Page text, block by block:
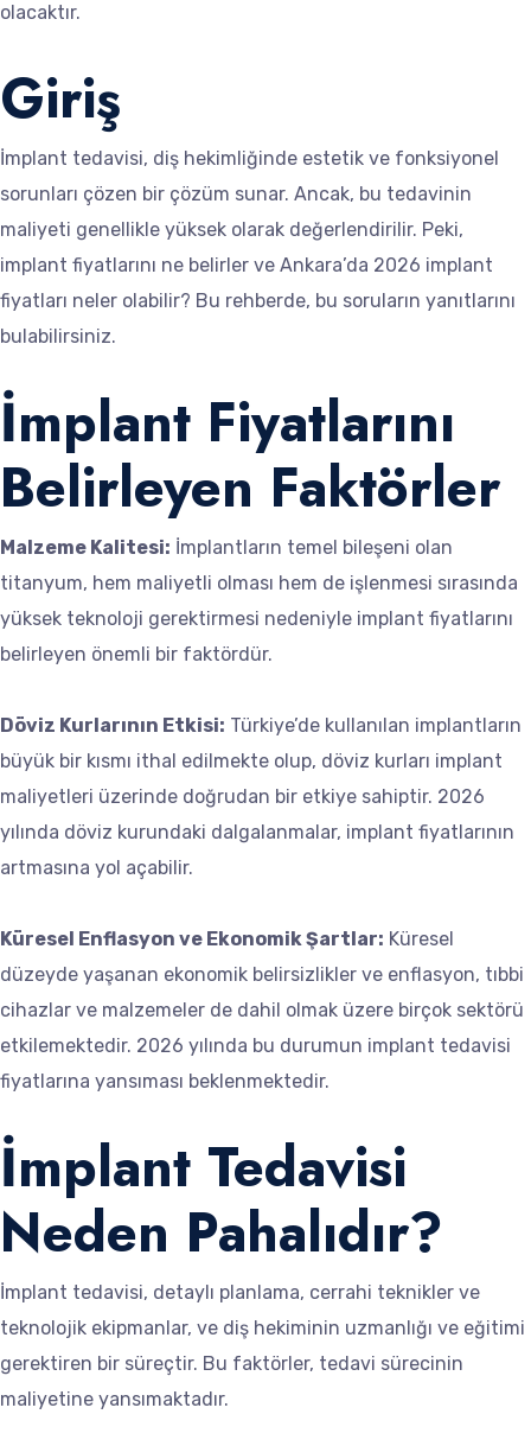
olacaktır.
Giriş
İmplant tedavisi, diş hekimliğinde estetik ve fonksiyonel
sorunları çözen bir çözüm sunar. Ancak, bu tedavinin
maliyeti genellikle yüksek olarak değerlendirilir. Peki,
implant fiyatlarını ne belirler ve Ankara’da 2026 implant
fiyatları neler olabilir? Bu rehberde, bu soruların yanıtlarını
bulabilirsiniz.
İmplant Fiyatlarını
Belirleyen Faktörler
Malzeme Kalitesi: İmplantların temel bileşeni olan
titanyum, hem maliyetli olması hem de işlenmesi sırasında
yüksek teknoloji gerektirmesi nedeniyle implant fiyatlarını
belirleyen önemli bir faktördür.
Döviz Kurlarının Etkisi: Türkiye’de kullanılan implantların
büyük bir kısmı ithal edilmekte olup, döviz kurları implant
maliyetleri üzerinde doğrudan bir etkiye sahiptir. 2026
yılında döviz kurundaki dalgalanmalar, implant fiyatlarının
artmasına yol açabilir.
Küresel Enflasyon ve Ekonomik Şartlar: Küresel
düzeyde yaşanan ekonomik belirsizlikler ve enflasyon, tıbbi
cihazlar ve malzemeler de dahil olmak üzere birçok sektörü
etkilemektedir. 2026 yılında bu durumun implant tedavisi
fiyatlarına yansıması beklenmektedir.
İmplant Tedavisi
Neden Pahalıdır?
İmplant tedavisi, detaylı planlama, cerrahi teknikler ve
teknolojik ekipmanlar, ve diş hekiminin uzmanlığı ve eğitimi
gerektiren bir süreçtir. Bu faktörler, tedavi sürecinin
maliyetine yansımaktadır.